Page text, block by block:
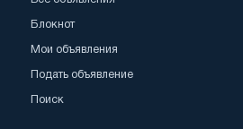
Блокнот
Мои объявления
Подать объявление
Поиск